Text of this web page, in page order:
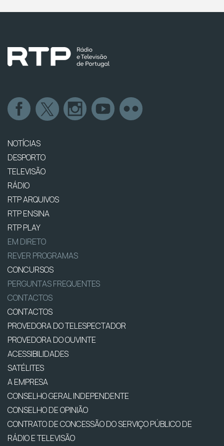
NOTÍCIAS
DESPORTO
TELEVISÃO
RÁDIO
RTP ARQUIVOS
RTP ENSINA
RTP PLAY
EM DIRETO
REVER PROGRAMAS
CONCURSOS
PERGUNTAS FREQUENTES
CONTACTOS
CONTACTOS
PROVEDORA DO TELESPECTADOR
PROVEDORA DO OUVINTE
ACESSIBILIDADES
SATÉLITES
A EMPRESA
CONSELHO GERAL INDEPENDENTE
CONSELHO DE OPINIÃO
CONTRATO DE CONCESSÃO DO SERVIÇO PÚBLICO DE
RÁDIO E TELEVISÃO